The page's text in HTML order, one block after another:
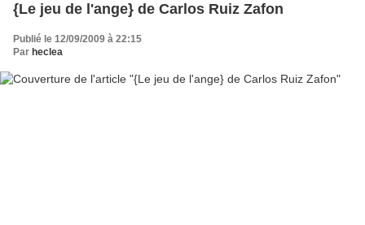
{Le jeu de l'ange} de Carlos Ruiz Zafon
Publié le 12/09/2009 à 22:15
Par heclea